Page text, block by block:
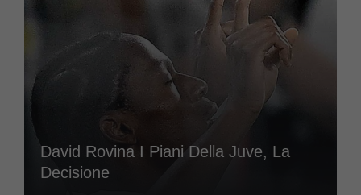
David Rovina I Piani Della Juve, La
Decisione